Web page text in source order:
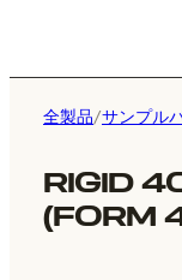
全製品/サンプル
RIGID
(FORM